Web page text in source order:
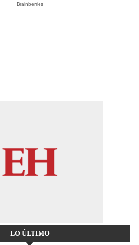
Brainberries
LO ÚLTIMO